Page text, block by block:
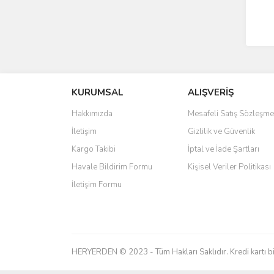
KURUMSAL
Hakkımızda
İletişim
Kargo Takibi
Havale Bildirim Formu
İletişim Formu
ALIŞVERİŞ
Mesafeli Satış
Gizlilik ve Güvenlik
İptal ve İade Şartları
Kişisel Veriler Politikası
HERYERDEN © 2023 - Tüm Hakları Saklıdır. Kredi